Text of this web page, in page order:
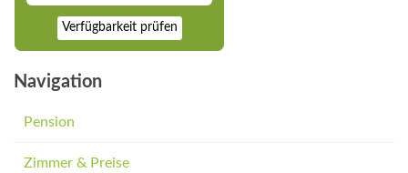
Verfügbarkeit prüfen
Navigation
Pension
Zimmer & Preise